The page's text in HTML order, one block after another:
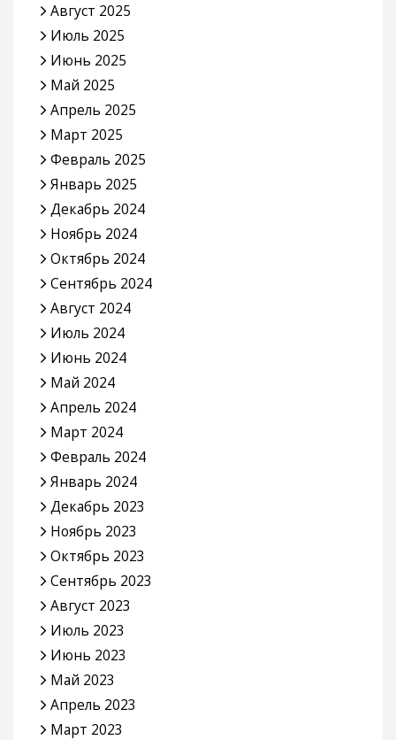
Август 2025
Июль 2025
Июнь 2025
Май 2025
Апрель 2025
Март 2025
Февраль 2025
Январь 2025
Декабрь 2024
Ноябрь 2024
Октябрь 2024
Сентябрь 2024
Август 2024
Июль 2024
Июнь 2024
Май 2024
Апрель 2024
Март 2024
Февраль 2024
Январь 2024
Декабрь 2023
Ноябрь 2023
Октябрь 2023
Сентябрь 2023
Август 2023
Июль 2023
Июнь 2023
Май 2023
Апрель 2023
Март 2023